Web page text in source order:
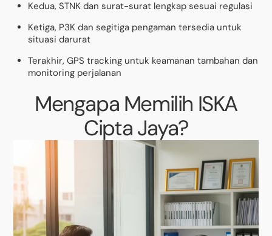
Kedua, STNK dan surat-surat lengkap sesuai regulasi
Ketiga, P3K dan segitiga pengaman tersedia untuk
situasi darurat
Terakhir, GPS tracking untuk keamanan tambahan dan
monitoring perjalanan
Mengapa Memilih ISKA
Cipta Jaya?